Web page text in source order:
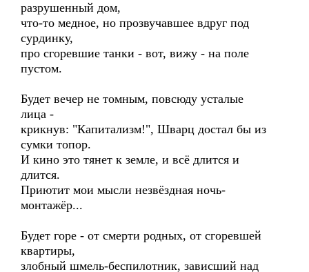
разрушенный дом,
что-то медное, но прозвучавшее вдруг под
сурдинку,
про сгоревшие танки - вот, вижу - на поле
пустом.
Будет вечер не томным, повсюду усталые
лица -
крикнув: "Капитализм!", Шварц достал бы из
сумки топор.
И кино это тянет к земле, и всё длится и
длится.
Приютит мои мысли незвёздная ночь-
монтажёр...
Будет горе - от смерти родных, от сгоревшей
квартиры,
злобный шмель-беспилотник, зависший над